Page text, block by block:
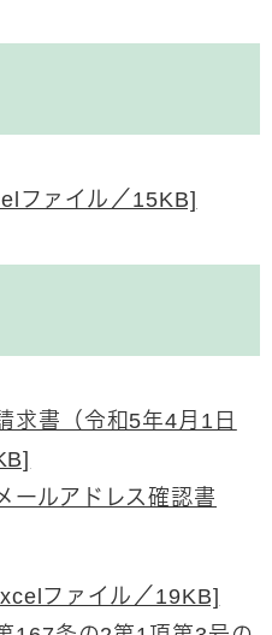
ファイル／15KB]
求書（令和5年4月1日
ールアドレス確認書
ファイル／19KB]